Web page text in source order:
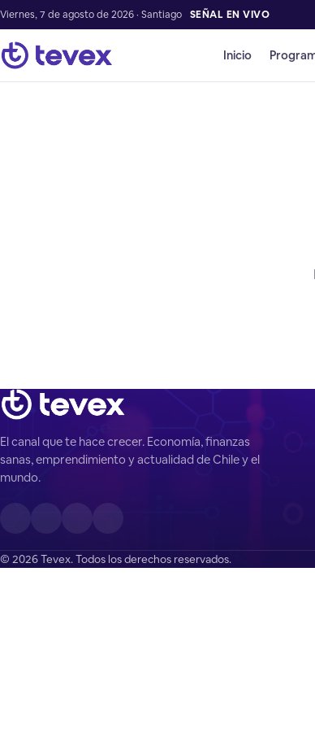
Viernes, 7 de agosto de 2026 · Santiago SEÑAL EN VIVO
Inicio
El canal que te hace crecer. Economía, finanzas
sanas, emprendimiento y actualidad de Chile y el
mundo.
© 2026 Tevex. Todos los derechos reservados.